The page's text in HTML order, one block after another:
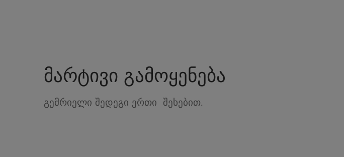
მარტივი გამოყენება
გემრიელი შედეგი ერთი შეხებით.